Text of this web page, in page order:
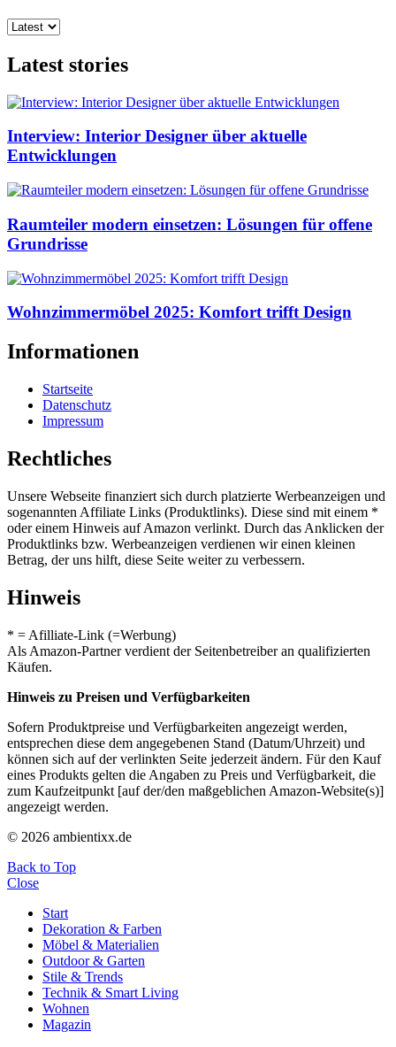
Latest stories
Interview: Interior Designer über aktuelle
Entwicklungen
Raumteiler modern einsetzen: Lösungen für offene
Grundrisse
Wohnzimmermöbel 2025: Komfort trifft Design
Informationen
Startseite
Datenschutz
Impressum
Rechtliches
Unsere Webseite finanziert sich durch platzierte Werbeanzeigen und
sogenannten Affiliate Links (Produktlinks). Diese sind mit einem *
oder einem Hinweis auf Amazon verlinkt. Durch das Anklicken der
Produktlinks bzw. Werbeanzeigen verdienen wir einen kleinen
Betrag, der uns hilft, diese Seite weiter zu verbessern.
Hinweis
* = Afilliate-Link (=Werbung)
Als Amazon-Partner verdient der Seitenbetreiber an qualifizierten
Käufen.
Hinweis zu Preisen und Verfügbarkeiten
Sofern Produktpreise und Verfügbarkeiten angezeigt werden,
entsprechen diese dem angegebenen Stand (Datum/Uhrzeit) und
können sich auf der verlinkten Seite jederzeit ändern. Für den Kauf
eines Produkts gelten die Angaben zu Preis und Verfügbarkeit, die
zum Kaufzeitpunkt [auf der/den maßgeblichen Amazon-Website(s)]
angezeigt werden.
© 2026 ambientixx.de
Back to Top
Close
Start
Dekoration & Farben
Möbel & Materialien
Outdoor & Garten
Stile & Trends
Technik & Smart Living
Wohnen
Magazin